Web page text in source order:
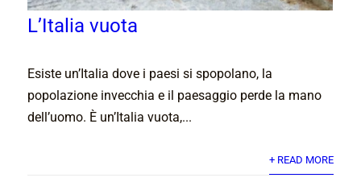
L’Italia vuota
Esiste un’Italia dove i paesi si spopolano, la
popolazione invecchia e il paesaggio perde la mano
dell’uomo. È un’Italia vuota,...
+ READ MORE